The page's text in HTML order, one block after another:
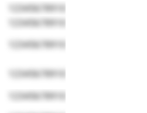
12345678910
12345678910
12345678910
12345678910
12345678910